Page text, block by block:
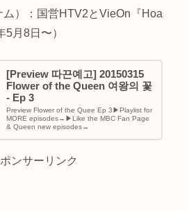
ム）：国営HTV2とVieOn『Hoa
月8日〜）
[Preview 따끈예고] 20150315
Flower of the Queen 여왕의 꽃
- Ep 3
Preview Flower of the Quee Ep 3▶Playlist for
MORE episodes→▶Like the MBC Fan Page
& Queen new episodes→
ンサーリンク